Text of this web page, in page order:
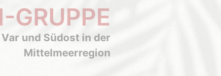
GRUPPE
und Südost in der
Mittelmeerregion